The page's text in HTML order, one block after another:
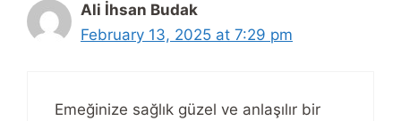
Ali İhsan Budak
February 13, 2025 at 7:29 pm
Emeğinize sağlık güzel ve anlaşılır bir